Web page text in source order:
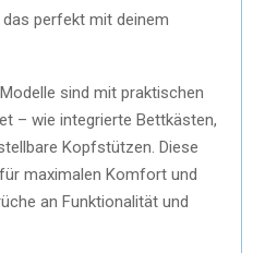
perfekt mit deinem
sind mit praktischen
– wie integrierte Bettkästen,
Kopfstützen. Diese
maximalen Komfort und
an Funktionalität und